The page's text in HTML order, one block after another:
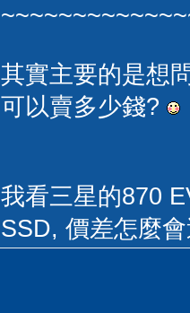
其實主要的是想
可以賣多少錢?
我看三星的870
SSD, 價差怎麼